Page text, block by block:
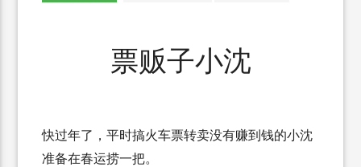
票贩子小沈
快过年了，平时搞火车票转卖没有赚到钱的小沈
准备在春运捞一把。